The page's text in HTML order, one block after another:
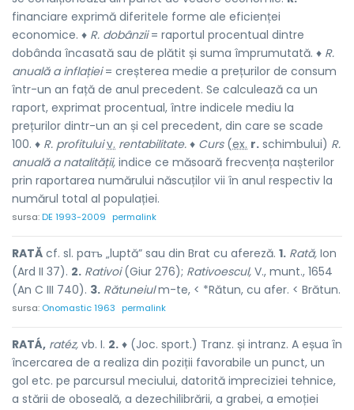
financiare exprimă diferitele forme ale eficienței
economice. ♦ R. dobânzii= raportul procentual dintre
dobânda încasată sau de plătit și suma împrumutată. ♦ R.
anuală a inflației= creșterea medie a prețurilor de consum
într-un an față de anul precedent. Se calculează ca un
raport, exprimat procentual, între indicele mediu la
prețurilor dintr-un an și cel precedent, din care se scade
100. ♦ R. profitului v. rentabilitate. ♦ Curs(ex. r. schimbului) R.
anuală a natalității, indice ce măsoară frecvența nașterilor
prin raportarea numărului născuților vii în anul respectiv la
numărul total al populației.
sursa:DE 1993-2009 permalink
RATĂ cf. sl. paтъ „luptă” sau din Brat cu afereză. 1. Rată, Ion
(Ard II 37). 2. Rativoi(Giur 276); Rativoescul, V., munt., 1654
(An C III 740). 3. Rătuneiulm-te, < *Rătun, cu afer. < Brătun.
sursa: Onomastic 1963 permalink
RATÁ, ratéz, vb. I. 2. ♦ (Joc. sport.) Tranz. și intranz. A eșua în
încercarea de a realiza din poziții favorabile un punct, un
gol etc. pe parcursul meciului, datorită impreciziei tehnice,
a stării de oboseală, a dezechilibrării, a grabei, a emoției